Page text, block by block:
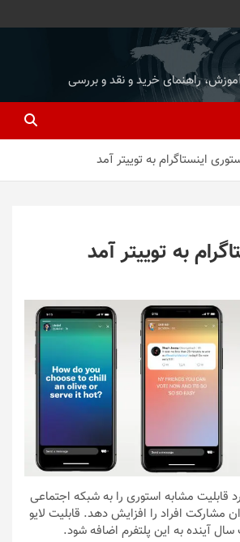
آموزش، راهنمای خرید و نقد و بررسی
اینستاگرام به توییتر آمد
به توییتر آمد
قابلیت مشابه استوری را به شبکه اجتماعی
مشارکت افراد را افزایش دهد. قابلیت لایو
آینده به این پلتفرم اضافه شود.